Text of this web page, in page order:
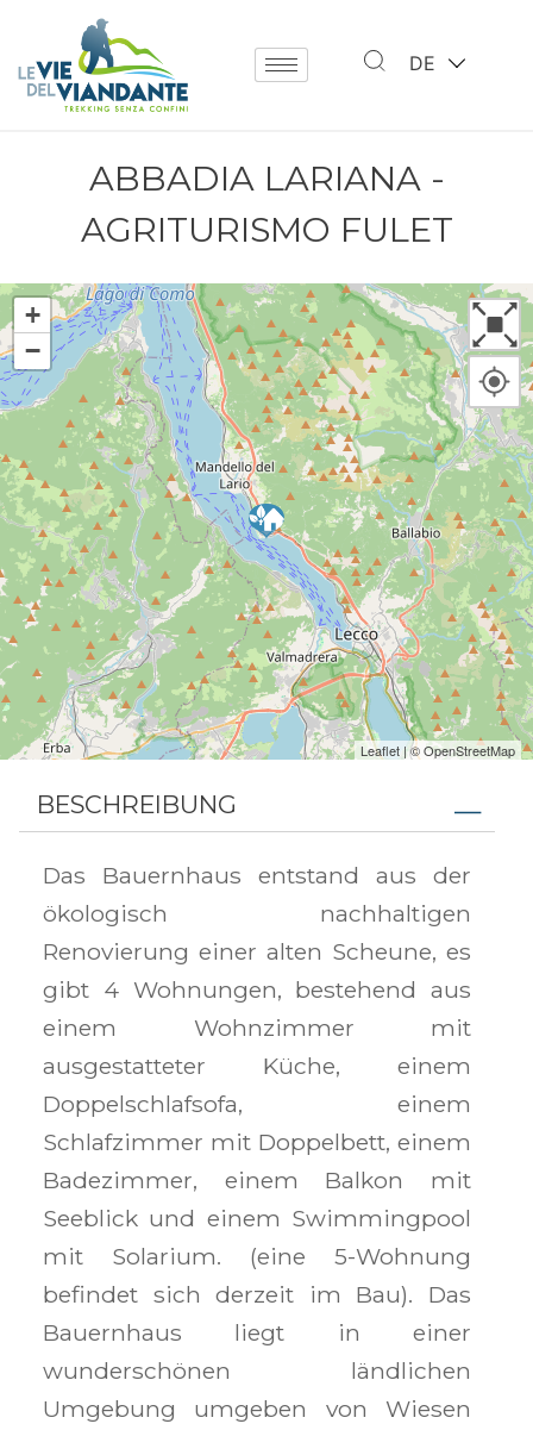
DE
ABBADIA LARIANA -
AGRITURISMO FULET
BESCHREIBUNG
Das Bauernhaus entstand aus der
ökologisch nachhaltigen
Renovierung einer alten Scheune, es
gibt 4 Wohnungen, bestehend aus
einem Wohnzimmer mit
ausgestatteter Küche, einem
Doppelschlafsofa, einem
Schlafzimmer mit Doppelbett, einem
Badezimmer, einem Balkon mit
Seeblick und einem Swimmingpool
mit Solarium. (eine 5-Wohnung
befindet sich derzeit im Bau). Das
Bauernhaus liegt in einer
wunderschönen ländlichen
Umgebung umgeben von Wiesen
+
−
Leaflet | ©OpenStreetMap